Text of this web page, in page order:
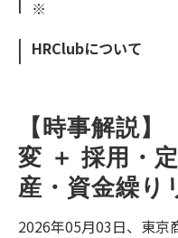
※
HRClubについて
【時事解説
変 ＋ 採用・
産・資金繰り
2026年05月03日、東京